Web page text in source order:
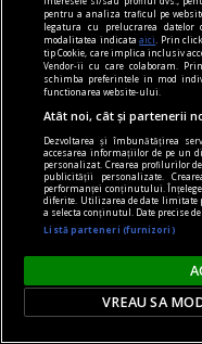
publicitate
Aproximativ 33%
sînt folosite de
parfumuri?
Foarte apreciate
pentru bărbați,
arome de vanilie
pentru a analiza traficul pe
legatura cu prelucrarea datelor
modalitatea indicataaici
. Prin
tip Cookie, care implica inclusiv
Vendor-ii cu care colaboram. Prin
schimba preferintele in mod
functionarea website-ului.
Atât noi, cât și partenerii
Dezvoltarea și îmbunătățirea
accesarea informațiilor de pe un
personalizat. Crearea profilurilor
publicității personalizate.
performanței conținutului.
diferite. Utilizarea de date
a selecta conținutul. Date precise
Listă parteneri (furnizori)
VREAU SA